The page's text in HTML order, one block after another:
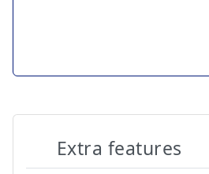
Extra features